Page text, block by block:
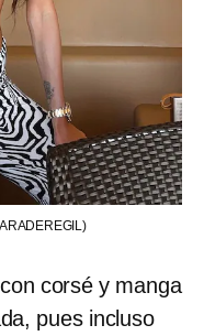
corsé y manga
pues incluso